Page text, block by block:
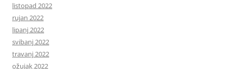
listopad 2022
rujan 2022
lipanj 2022
svibanj 2022
travanj 2022
ožujak 2022